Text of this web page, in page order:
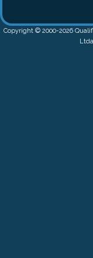
Copyright © 2000-2026